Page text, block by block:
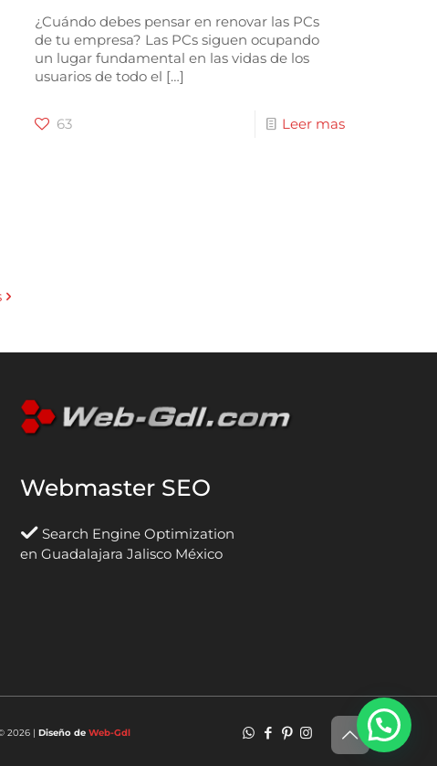
¿Cuándo debes pensar en renovar las PCs
de tu empresa? Las PCs siguen ocupando
un lugar fundamental en las vidas de los
usuarios de todo el […]
63 Leer mas
Webmaster SEO
Search Engine Optimization
en Guadalajara Jalisco México
2026 | Diseño de Web-Gdl